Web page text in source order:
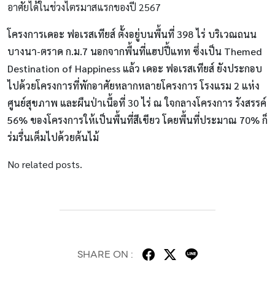
อาศัยได้ในช่วงไตรมาสแรกของปี 2567
โครงการเดอะ ฟอเรสเทียส์ ตั้งอยู่บนพื้นที่ 398 ไร่ บริเวณถนน
บางนา-ตราด ก.ม.7 นอกจากพื้นที่แฮปปี้แทท ซึ่งเป็น Themed
Destination of Happiness แล้ว เดอะ ฟอเรสเทียส์ ยังประกอบ
ไปด้วยโครงการที่พักอาศัยหลากหลายโครงการ โรงแรม 2 แห่ง
ศูนย์สุขภาพ และผืนป่าเนื้อที่ 30 ไร่ ณ ใจกลางโครงการ รังสรรค์
56% ของโครงการให้เป็นพื้นที่สีเขียว โดยพื้นที่ประมาณ 70% ก็
ร่มรื่นเต็มไปด้วยต้นไม้
No related posts.
SHARE ON :